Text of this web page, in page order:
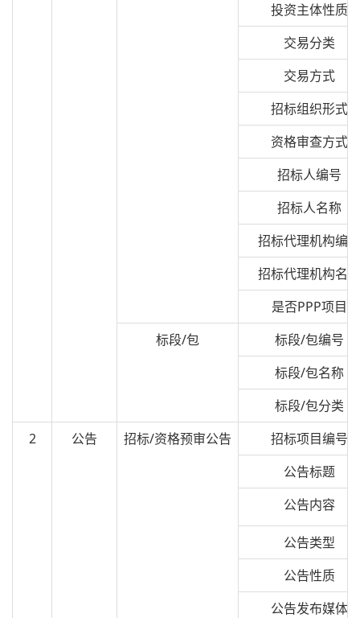
投资主体性质
交易分类
交易方式
招标组织形式
资格审查方式
招标人编号
招标人名称
招标代理机构编号
招标代理机构名称
是否PPP项目
标段/包
标段/包编号
标段/包名称
标段/包分类
2
公告 招标/资格预审公告
招标项目编号
公告标题
公告内容
公告类型
公告性质
公告发布媒体